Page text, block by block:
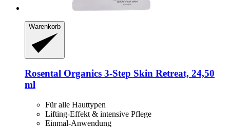
Warenkorb
Rosental Organics 3-​Step Skin Retreat, 24,50
ml
Für alle Hauttypen
Lifting-Effekt & intensive Pflege
Einmal-Anwendung